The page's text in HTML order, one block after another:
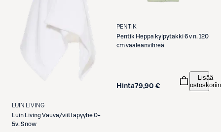
LUIN LIVING
Luin Living Vauva/viittapyyhe 0-
5v. Snow
PENTIK
Pentik Heppa kylpytakki 6 v n. 120
cm vaaleanvihreä
Hinta79,90 €
Lisää
ostoskoriin